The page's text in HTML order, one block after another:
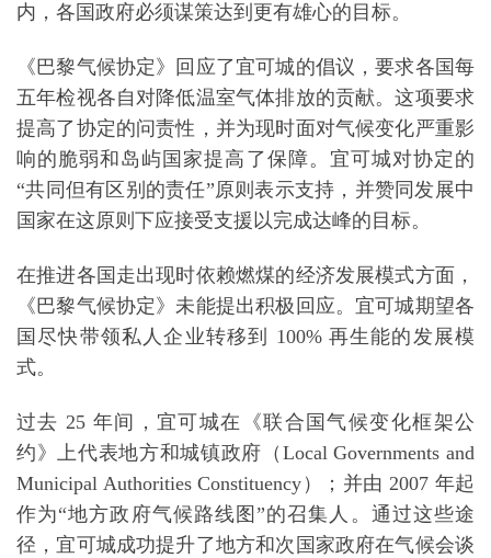
内，各国政府必须谋策达到更有雄心的目标。
《巴黎气候协定》回应了宜可城的倡议，要求各国每
五年检视各自对降低温室气体排放的贡献。这项要求
提高了协定的问责性，并为现时面对气候变化严重影
响的脆弱和岛屿国家提高了保障。宜可城对协定的
“共同但有区别的责任”原则表示支持，并赞同发展中
国家在这原则下应接受支援以完成达峰的目标。
在推进各国走出现时依赖燃煤的经济发展模式方面，
《巴黎气候协定》未能提出积极回应。 宜可城期望各
国尽快带领私人企业转移到 100% 再生能的发展模
式。
过去 25 年间，宜可城在《联合国气候变化框架公
约》上代表地方和城镇政府（Local Governments and
Municipal Authorities Constituency）；并由 2007 年起
作为“地方政府气候路线图”的召集人。通过这些途
径，宜可城成功提升了地方和次国家政府在气候会谈